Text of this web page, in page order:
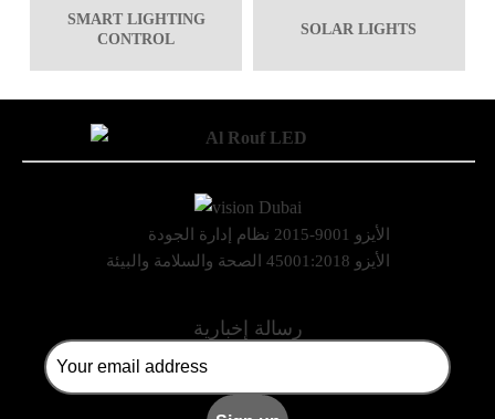
SMART LIGHTING
CONTROL
SOLAR LIGHTS
الأيزو 9001-2015 نظام إدارة الجودة
الأيزو 45001:2018 الصحة والسلامة والبيئة
رسالة إخبارية